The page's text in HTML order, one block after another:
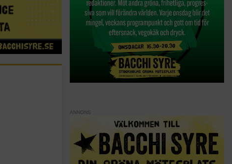
ANNONS